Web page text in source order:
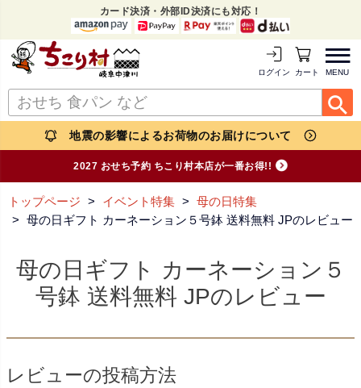
カード決済・外部ID決済にも対応！
MENU
ログイン カートを見る
地震の影響によるお荷物のお届けについて
2027 おせち予約 ちこり村本店が一番お得!!
トップページ イベント特集
母の日特集
母の日ギフト カーネーション５号鉢 送料無料 JPのレビュー
母の日ギフト カーネーション５
号鉢 送料無料 JPのレビュー
レビューの投稿方法